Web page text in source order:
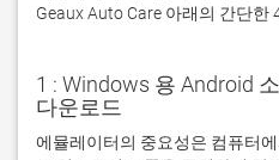
Geaux Auto Care 아래의 간단한
1 : Windows 용 Android
다운로드
에뮬레이터의 중요성은 컴퓨터